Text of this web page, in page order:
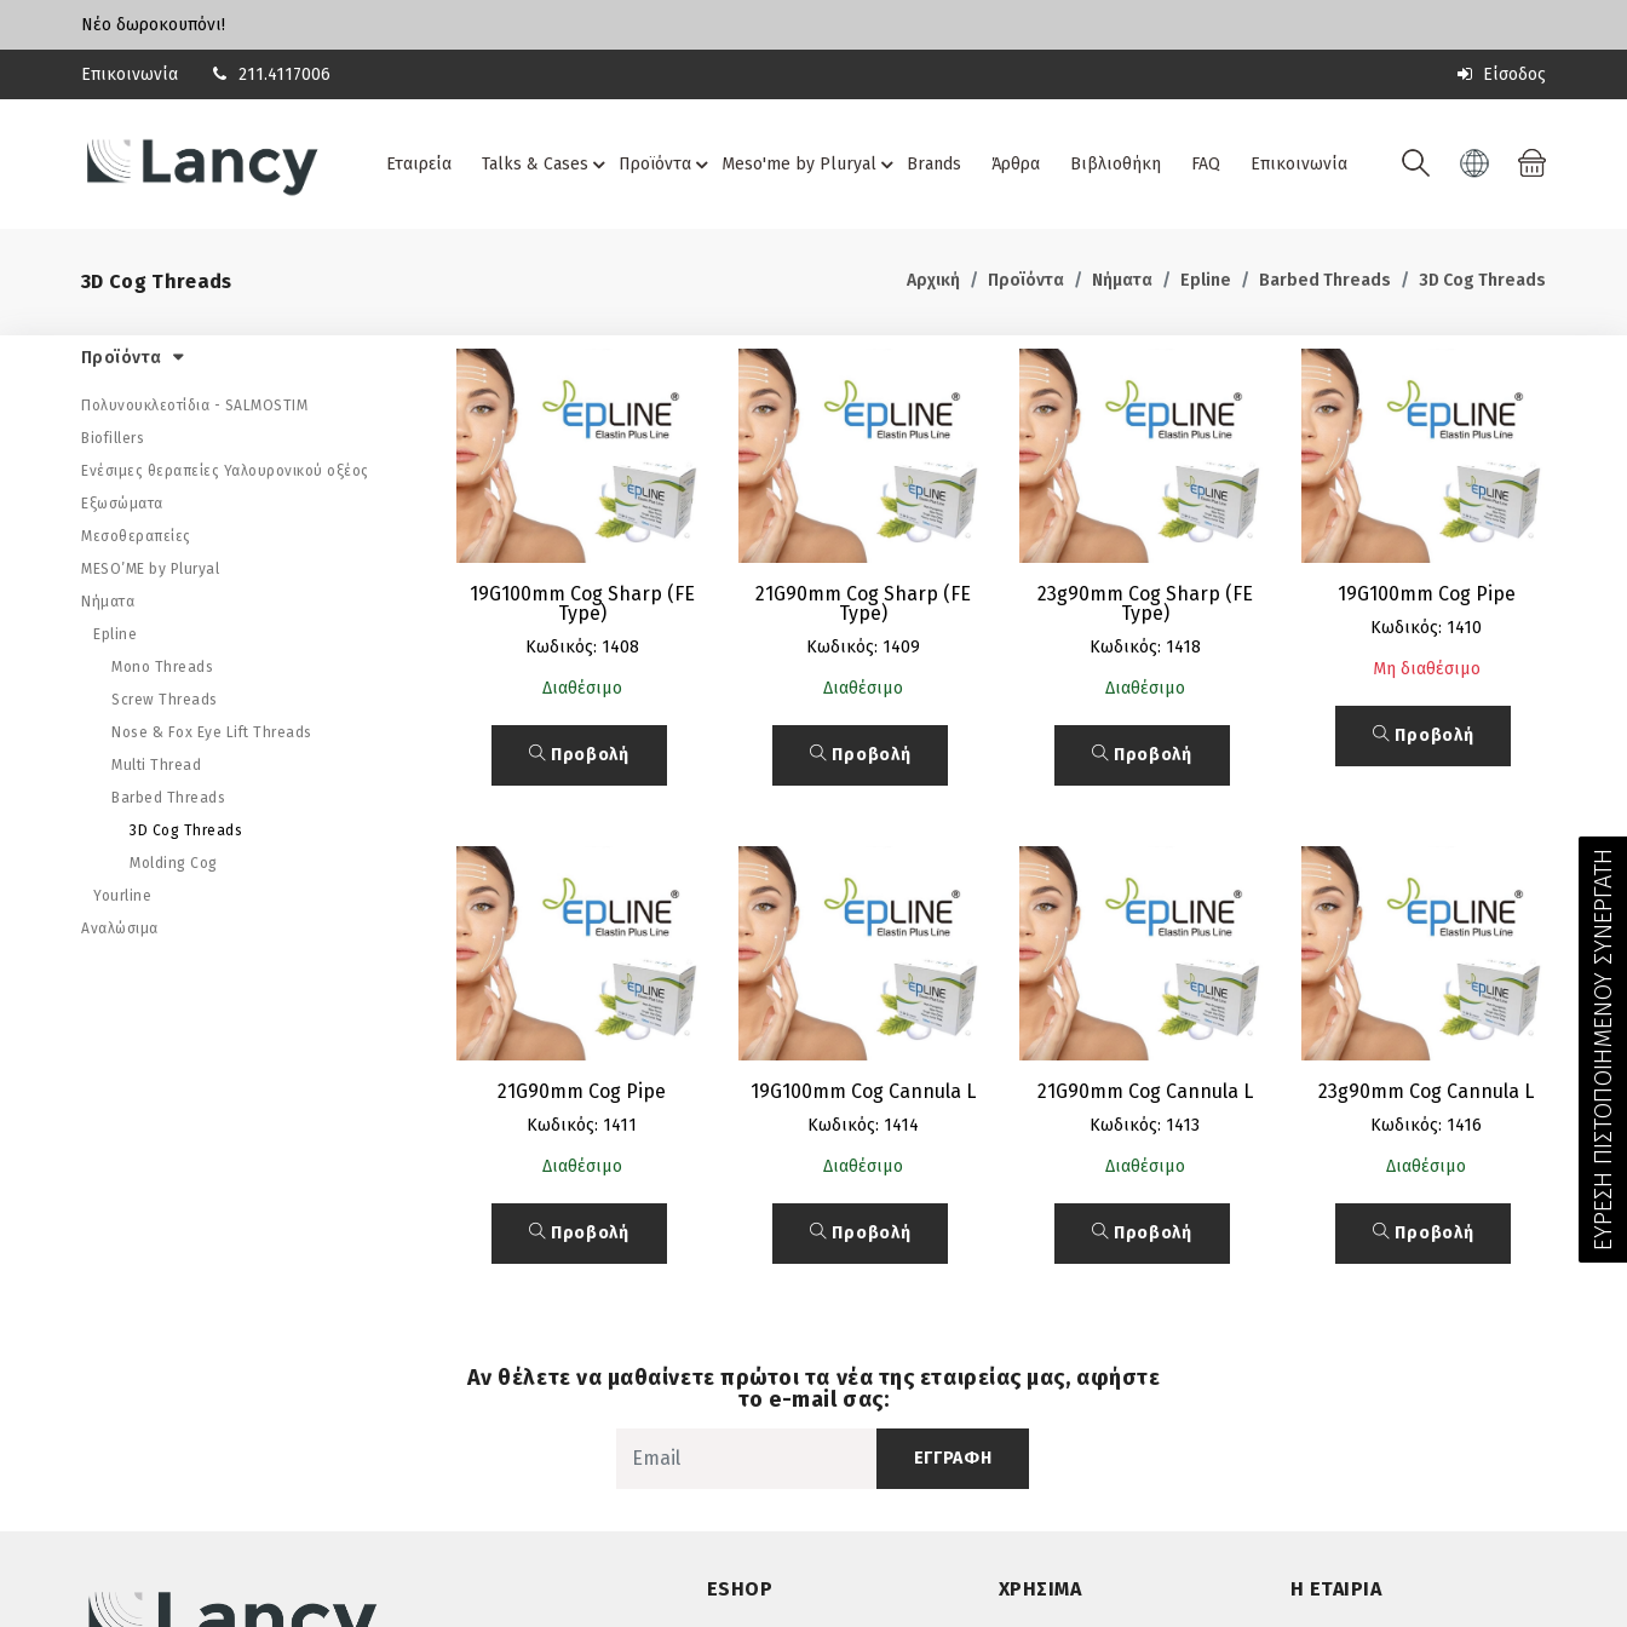
Νέο δωροκουπόνι!
Επικοινωνία 211.4117006 Είσοδος
Εταιρεία Talks & Cases Προϊόντα Meso'me by Pluryal Brands Άρθρα Βιβλιοθήκη FAQ Επικοινωνία
3D Cog Threads Αρχική Προϊόντα Νήματα Epline Barbed Threads 3D Cog Threads
Προϊόντα
Πολυνουκλεοτίδια - SALMOSTIM
Biofillers
Ενέσιμες θεραπείες Υαλουρονικού οξέος
Εξωσώματα
Μεσοθεραπείες
MESO’ME by Pluryal
Νήματα
Epline
Mono Threads
Screw Threads
Nose & Fox Eye Lift Threads
Multi Thread
Barbed Threads
3D Cog Threads
Molding Cog
Yourline
Αναλώσιμα
19G100mm Cog Sharp (FE
Type)
Κωδικός: 1408
Διαθέσιμο
Προβολή
21G90mm Cog Sharp (FE
Type)
Κωδικός: 1409
Διαθέσιμο
Προβολή
23g90mm Cog Sharp (FE
Type)
Κωδικός: 1418
Διαθέσιμο
Προβολή
19G100mm Cog Pipe
Κωδικός: 1410
Μη διαθέσιμο
Προβολή
21G90mm Cog Pipe
Κωδικός: 1411
Διαθέσιμο
Προβολή
19G100mm Cog Cannula L
Κωδικός: 1414
Διαθέσιμο
Προβολή
21G90mm Cog Cannula L
Κωδικός: 1413
Διαθέσιμο
Προβολή
23g90mm Cog Cannula L
Κωδικός: 1416
Διαθέσιμο
Προβολή
Αν θέλετε να μαθαίνετε πρώτοι τα νέα της εταιρείας μας, αφήστε
το e-mail σας:
ΕΓΓΡΑΦΗ
ESHOP ΧΡΗΣΙΜΑ Η ΕΤΑΙΡΙΑ
ΕΥΡΕΣΗ ΠΙΣΤΟΠΟΙΗΜΕΝΟΥ ΣΥΝΕΡΓΑΤΗ